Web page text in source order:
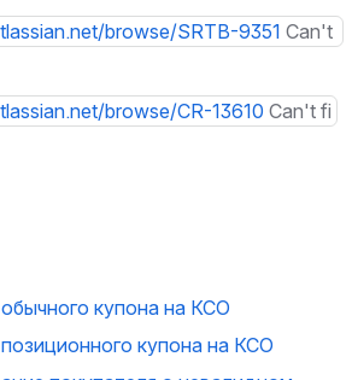
browse/SRTB-9351 Can't
browse/CR-13610 Can't fi
купона на КСО
купона на КСО